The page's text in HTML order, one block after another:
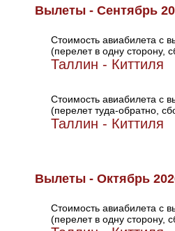
Вылеты - Сентябрь
Стоимость авиабилета с
(перелет в одну сторону,
Таллин - Киттиля
Стоимость авиабилета с
(перелет туда-обратно,
Таллин - Киттиля
Вылеты - Октябрь
Стоимость авиабилета с
(перелет в одну сторону,